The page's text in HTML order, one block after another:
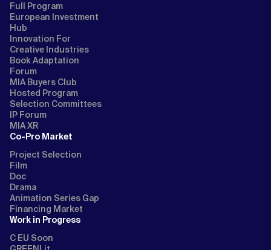
Full Program
European Investment
Hub
Innovation For
Creative Industries
Book Adaptation
Forum
MIA Buyers Club
Hosted Program
Selection Committees
IP Forum
MIA XR
Co-Pro Market
Project Selection
Film
Doc
Drama
Animation Series Gap
Financing Market
Work in Progress
C EU Soon